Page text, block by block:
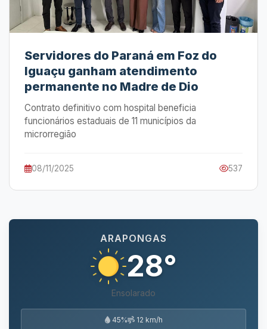
Servidores do Paraná em Foz do
Iguaçu ganham atendimento
permanente no Madre de Dio
Contrato definitivo com hospital beneficia
funcionários estaduais de 11 municípios da
microrregião
08/11/2025 537
ARAPONGAS
28°
Ensolarado
45% 12 km/h